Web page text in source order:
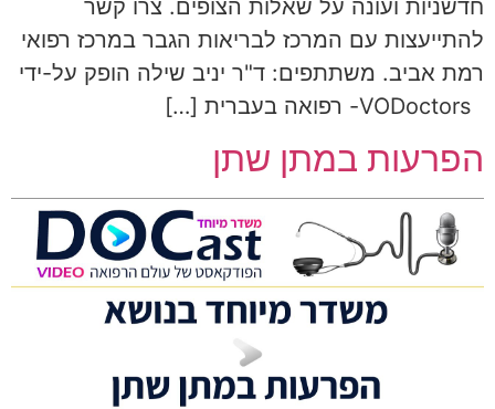
חדשניות ועונה על שאלות הצופים. צרו קשר
להתייעצות עם המרכז לבריאות הגבר במרכז רפואי
רמת אביב. משתתפים: ד"ר יניב שילה הופק על-ידי
הפרעות במתן שתן